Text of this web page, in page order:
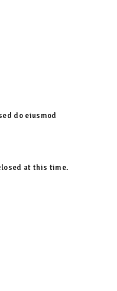
do eiusmod
at this time.